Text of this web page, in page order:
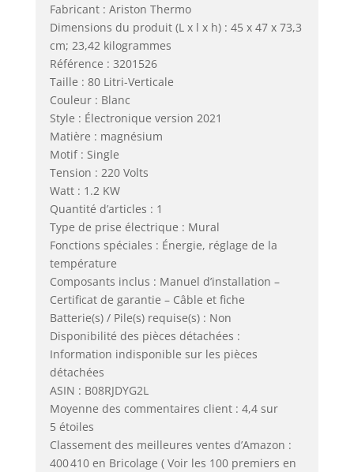
Fabricant : Ariston Thermo
Dimensions du produit (L x l x h) : 45 x 47 x 73,3
cm; 23,42 kilogrammes
Référence : 3201526
Taille : 80 Litri-Verticale
Couleur : Blanc
Style : Électronique version 2021
Matière : magnésium
Motif : Single
Tension : 220 Volts
Watt : 1.2 KW
Quantité d’articles : 1
Type de prise électrique : Mural
Fonctions spéciales : Énergie, réglage de la
température
Composants inclus : Manuel d’installation –
Certificat de garantie – Câble et fiche
Batterie(s) / Pile(s) requise(s) : Non
Disponibilité des pièces détachées :
Information indisponible sur les pièces
détachées
ASIN : B08RJDYG2L
Moyenne des commentaires client : 4,4 sur
5 étoiles
Classement des meilleures ventes d’Amazon :
400 410 en Bricolage ( Voir les 100 premiers en